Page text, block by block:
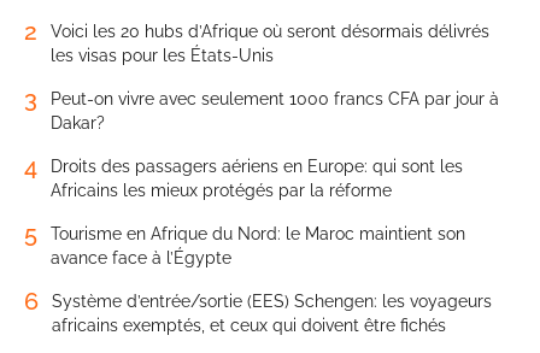
2
Voici les 20 hubs d’Afrique où seront désormais délivrés
les visas pour les États-Unis
3
Peut-on vivre avec seulement 1000 francs CFA par jour à
Dakar?
4
Droits des passagers aériens en Europe: qui sont les
Africains les mieux protégés par la réforme
5
Tourisme en Afrique du Nord: le Maroc maintient son
avance face à l’Égypte
6
Système d’entrée/sortie (EES) Schengen: les voyageurs
africains exemptés, et ceux qui doivent être fichés